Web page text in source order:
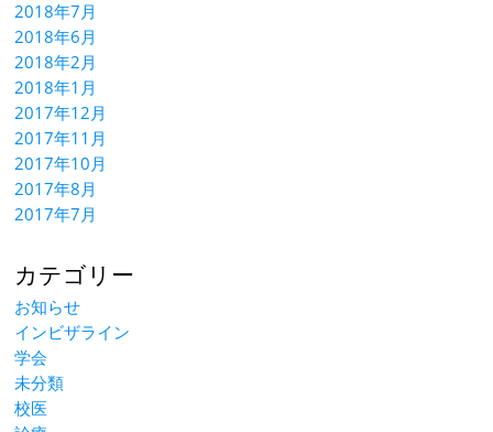
2018年7月
2018年6月
2018年2月
2018年1月
2017年12月
2017年11月
2017年10月
2017年8月
2017年7月
カテゴリー
お知らせ
インビザライン
学会
未分類
校医